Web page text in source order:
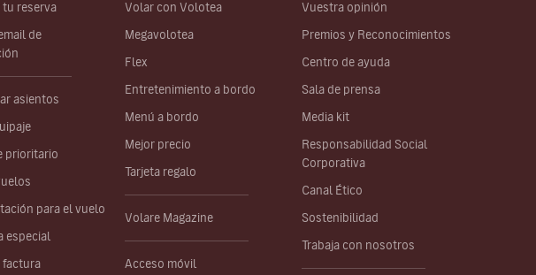
tu reserva
de
asientos
prioritario
para el vuelo
especial
factura
Volar con Volotea
Megavolotea
Flex
Entretenimiento a bordo
Menú a bordo
Mejor precio
Tarjeta regalo
Volare Magazine
Acceso móvil
Vuestra opinión
Premios y Reconocimientos
Centro de ayuda
Sala de prensa
Media kit
Responsabilidad Social
Corporativa
Canal Ético
Sostenibilidad
Trabaja con nosotros